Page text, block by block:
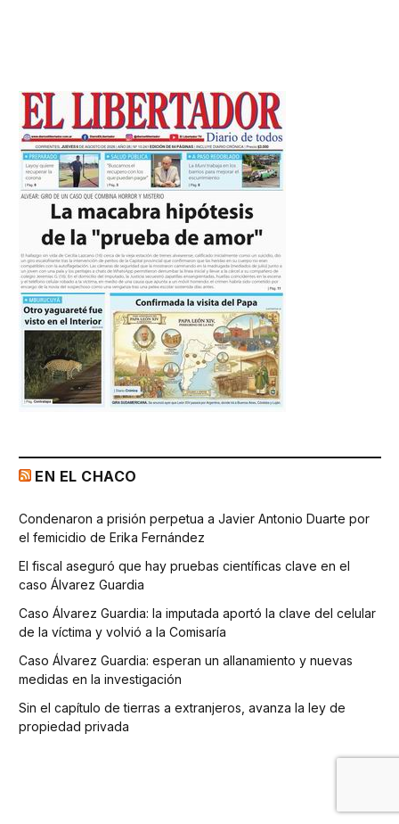
EN EL CHACO
Condenaron a prisión perpetua a Javier Antonio Duarte por
el femicidio de Erika Fernández
El fiscal aseguró que hay pruebas científicas clave en el
caso Álvarez Guardia
Caso Álvarez Guardia: la imputada aportó la clave del celular
de la víctima y volvió a la Comisaría
Caso Álvarez Guardia: esperan un allanamiento y nuevas
medidas en la investigación
Sin el capítulo de tierras a extranjeros, avanza la ley de
propiedad privada